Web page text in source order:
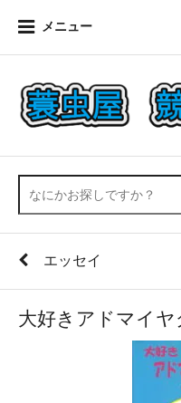
メニュー
エッセイ
大好きアドマイ